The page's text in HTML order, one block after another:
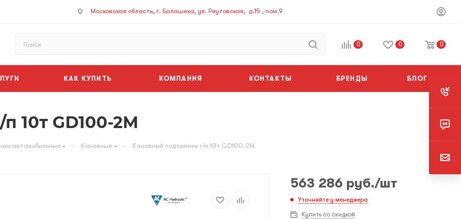
Московская область, г. Балашиха, ул. Реутовская, д.15 , пом.9
0 0 0
КАК КУПИТЬ КОМПАНИЯ КОНТАКТЫ БРЕНДЫ БЛОГ
10т GD100-2M
автомобильные — Канавные — Канавный подъемник г/п 10т GD100-2M
563 286 руб./шт
Уточняйте у менеджера
Купить со скидкой